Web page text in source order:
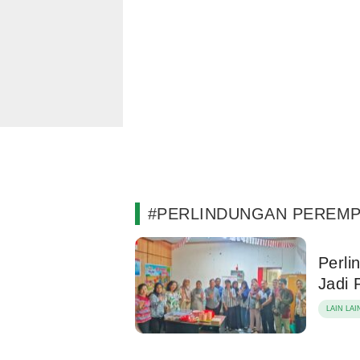
#PERLINDUNGAN
Jadi
LAIN LAIN